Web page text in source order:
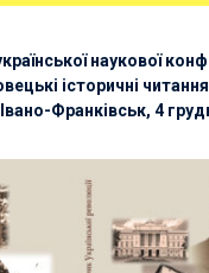
наукової
історичні
Франківськ, 4